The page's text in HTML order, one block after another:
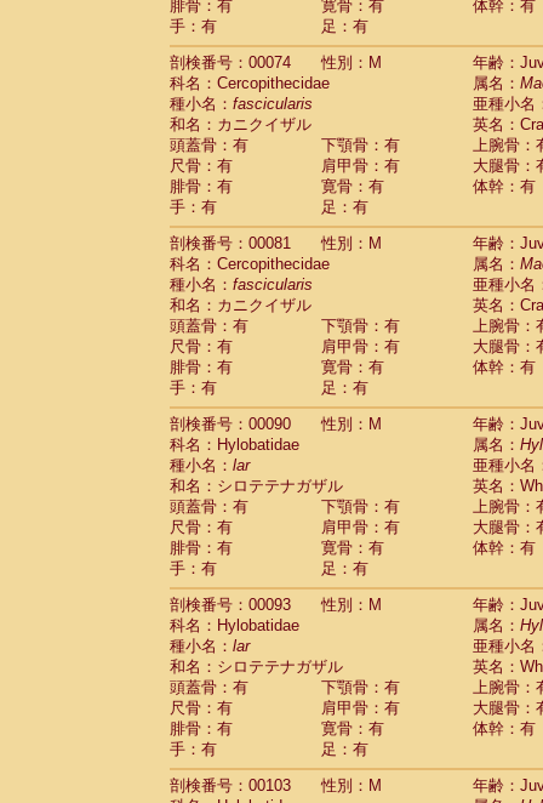
Hylobatidae Hylobates
HylobatidaeHylobateshybrid(0)
HylobatidaeNomascus concolor(0)
HylobatidaeSymphalangus
Hominidae
(0)
Hominidae
Hominidae Gorilla gorilla beringei(0)
Hominidae Gorilla gorilla gorilla(0)
Primates misc.(0)
Scandentia Dendrogale melanura
Scandentia Ptilocercus lowii
ScandentiaTupaia glis
Scandentia
Scandentia
腓骨：有
寛骨：有
体幹：有
手：有
足：有
剖検番号：00074
性別：M
年齢：
科名：Cercopithecidae
属名：
種小名： fascicularis
亜種小名
和名：カニクイザル
英名：
頭蓋骨：有
下顎骨：有
上腕骨：
尺骨：有
肩甲骨：有
大腿骨：
腓骨：有
寛骨：有
体幹：有
手：有
足：有
剖検番号：00081
性別：M
年齢：
科名：Cercopithecidae
属名：
種小名： fascicularis
亜種小名
和名：カニクイザル
英名：
頭蓋骨：有
下顎骨：有
上腕骨：
尺骨：有
肩甲骨：有
大腿骨：
腓骨：有
寛骨：有
体幹：有
手：有
足：有
剖検番号：00090
性別：M
年齢：
科名：Hylobatidae
属名：
種小名： lar
亜種小名
和名：シロテテナガザル
英名：
頭蓋骨：有
下顎骨：有
上腕骨：
尺骨：有
肩甲骨：有
大腿骨：
腓骨：有
寛骨：有
体幹：有
手：有
足：有
剖検番号：00093
性別：M
年齢：
科名：Hylobatidae
属名：
種小名： lar
亜種小名
和名：シロテテナガザル
英名：
頭蓋骨：有
下顎骨：有
上腕骨：
尺骨：有
肩甲骨：有
大腿骨：
腓骨：有
寛骨：有
体幹：有
手：有
足：有
剖検番号：00103
性別：M
年齢：